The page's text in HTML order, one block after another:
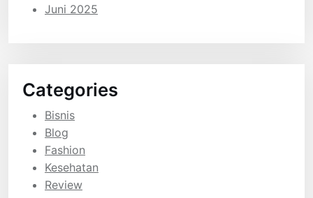
Juni 2025
Categories
Bisnis
Blog
Fashion
Kesehatan
Review